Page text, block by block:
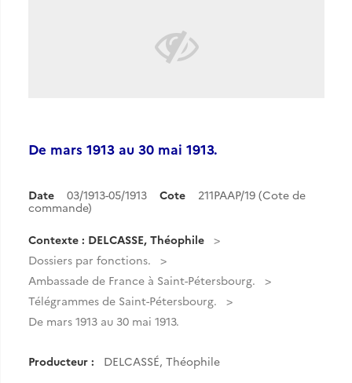
De mars 1913 au 30 mai 1913.
Date 03/1913-05/1913 Cote
211PAAP/19 (Cote de
commande)
Contexte : DELCASSE, Théophile
Dossiers par fonctions.
Ambassade de France à Saint-Pétersbourg.
Télégrammes de Saint-Pétersbourg.
De mars 1913 au 30 mai 1913.
Producteur : DELCASSÉ, Théophile